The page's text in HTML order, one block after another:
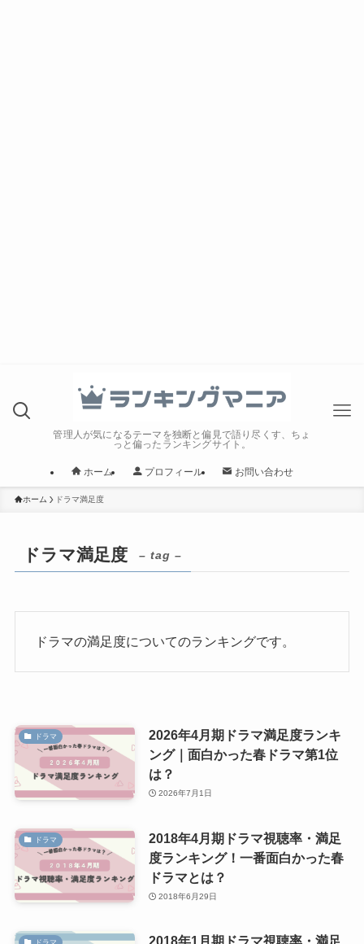
管理人が気になるテーマを独断と偏見で語り尽くす、ちょ
っと偏ったランキングサイト。
ホーム プロフィール お問い合わせ
ホーム ドラマ満足度
ドラマ満足度 – tag –
ドラマの満足度についてのランキングです。
ドラマ
2026年4月期ドラマ満足度ランキ
ング｜面白かった春ドラマ第1位
は？
2026年7月1日
ドラマ
2018年4月期ドラマ視聴率・満足
度ランキング！一番面白かった春
ドラマとは？
2018年6月29日
ドラマ